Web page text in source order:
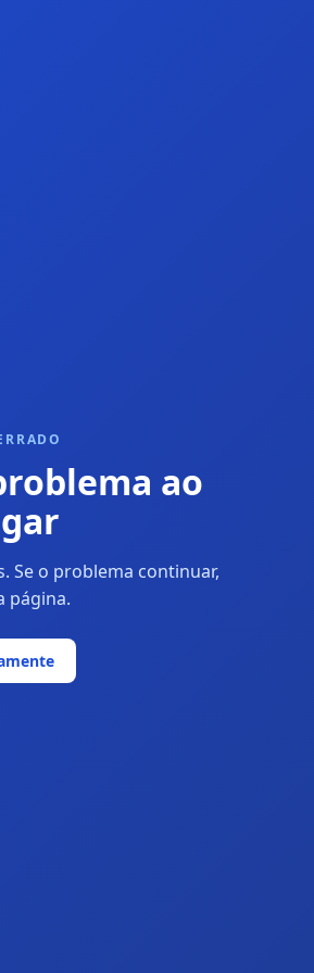
ao
Se o problema continuar,
página.